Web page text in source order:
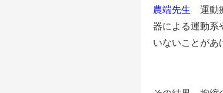
農端先生 運動
器による運動
いないことがあ